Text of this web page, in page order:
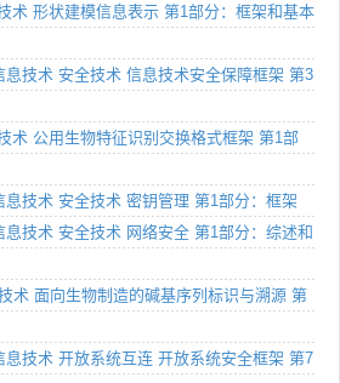
术 形状建模信息表示 第1部分：框架和基本
技术 安全技术 信息技术安全保障框架 第3
术 公用生物特征识别交换格式框架 第1部
技术 安全技术 密钥管理 第1部分：框架
技术 安全技术 网络安全 第1部分：综述和
术 面向生物制造的碱基序列标识与溯源 第
技术 开放系统互连 开放系统安全框架 第7